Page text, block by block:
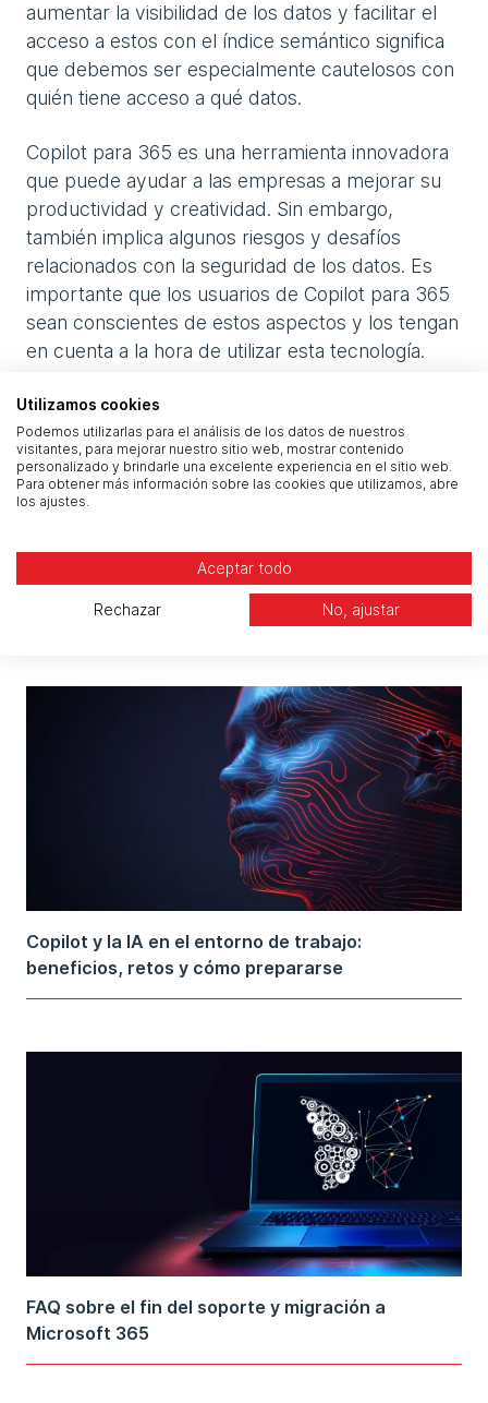
aumentar la visibilidad de los datos y facilitar el
acceso a estos con el índice semántico significa
que debemos ser especialmente cautelosos con
quién tiene acceso a qué datos.
Copilot para 365 es una herramienta innovadora
que puede ayudar a las empresas a mejorar su
productividad y creatividad. Sin embargo,
también implica algunos riesgos y desafíos
relacionados con la seguridad de los datos. Es
importante que los usuarios de Copilot para 365
sean conscientes de estos aspectos y los tengan
en cuenta a la hora de utilizar esta tecnología.
razonamiento humano, es un asistente inteligente
que puede ofrecer sugerencias, pero que no
sustituye el juicio de las personas.
beneficios puede aportar Copilot a tu
contacta con nuestro equipo.
Related articles
Copilot y la IA en el entorno de trabajo:
beneficios, retos y cómo prepararse
FAQ sobre el fin del soporte y migración a
Microsoft 365
Utilizamos cookies
Podemos utilizarlas para el análisis de los datos de nuestros
visitantes, para mejorar nuestro sitio web, mostrar contenido
personalizado y brindarle una excelente experiencia en el sitio web.
Para obtener más información sobre las cookies que utilizamos, abre
los ajustes.
Aceptar todo
Rechazar No, ajustar